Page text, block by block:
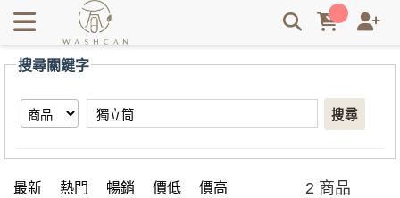
【獨立筒】搜尋結果 | Washcan瓦士肯
搜尋關鍵字
搜尋
最新 熱門 暢銷 價低 價高 2 商品